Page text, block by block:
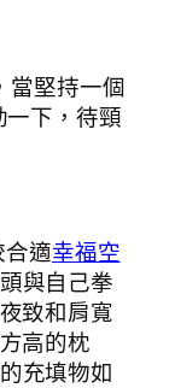
當堅持一個
一下，待頸
適幸福空
與自己拳
致和肩寬
高的枕
充填物如